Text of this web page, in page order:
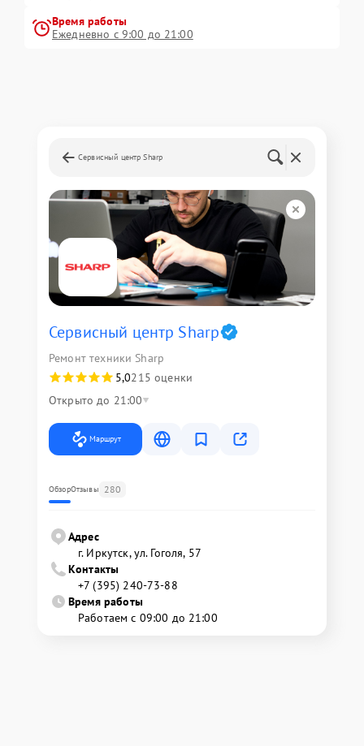
Время работы
Ежедневно с 9:00 до 21:00
Сервисный центр Sharp
Сервисный центр Sharp
Ремонт техники Sharp
5,0215 оценки
Открыто до 21:00
Маршрут
ОбзорОтзывы 280
Адрес
г. Иркутск, ул. ​Гоголя, 57
Контакты
+7 (395) 240-73-88
Время работы
Работаем с 09:00 до 21:00